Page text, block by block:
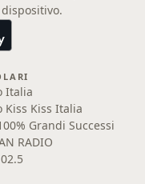
Italia
Kiss Kiss Italia
Grandi Successi
RADIO